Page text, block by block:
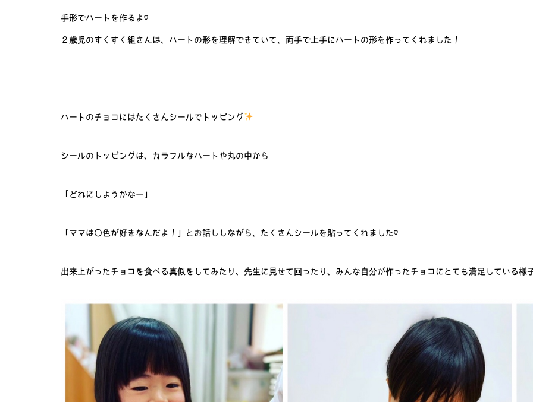
手形でハートを作るよ♡
２歳児のすくすく組さんは、ハートの形を理解できていて、両手で上手にハートの形を作ってくれました！
ハートのチョコにはたくさんシールでトッピング
シールのトッピングは、カラフルなハートや丸の中から
「どれにしようかなー」
「ママは○色が好きなんだよ！」とお話ししながら、たくさんシールを貼ってくれました♡
出来上がったチョコを食べる真似をしてみたり、先生に見せて回ったり、みんな自分が作ったチョコにとても満足している様